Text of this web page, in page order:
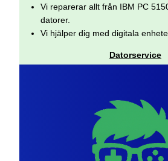
Vi reparerar allt från IBM PC
datorer.
Vi hjälper dig med digitala
Datorservice